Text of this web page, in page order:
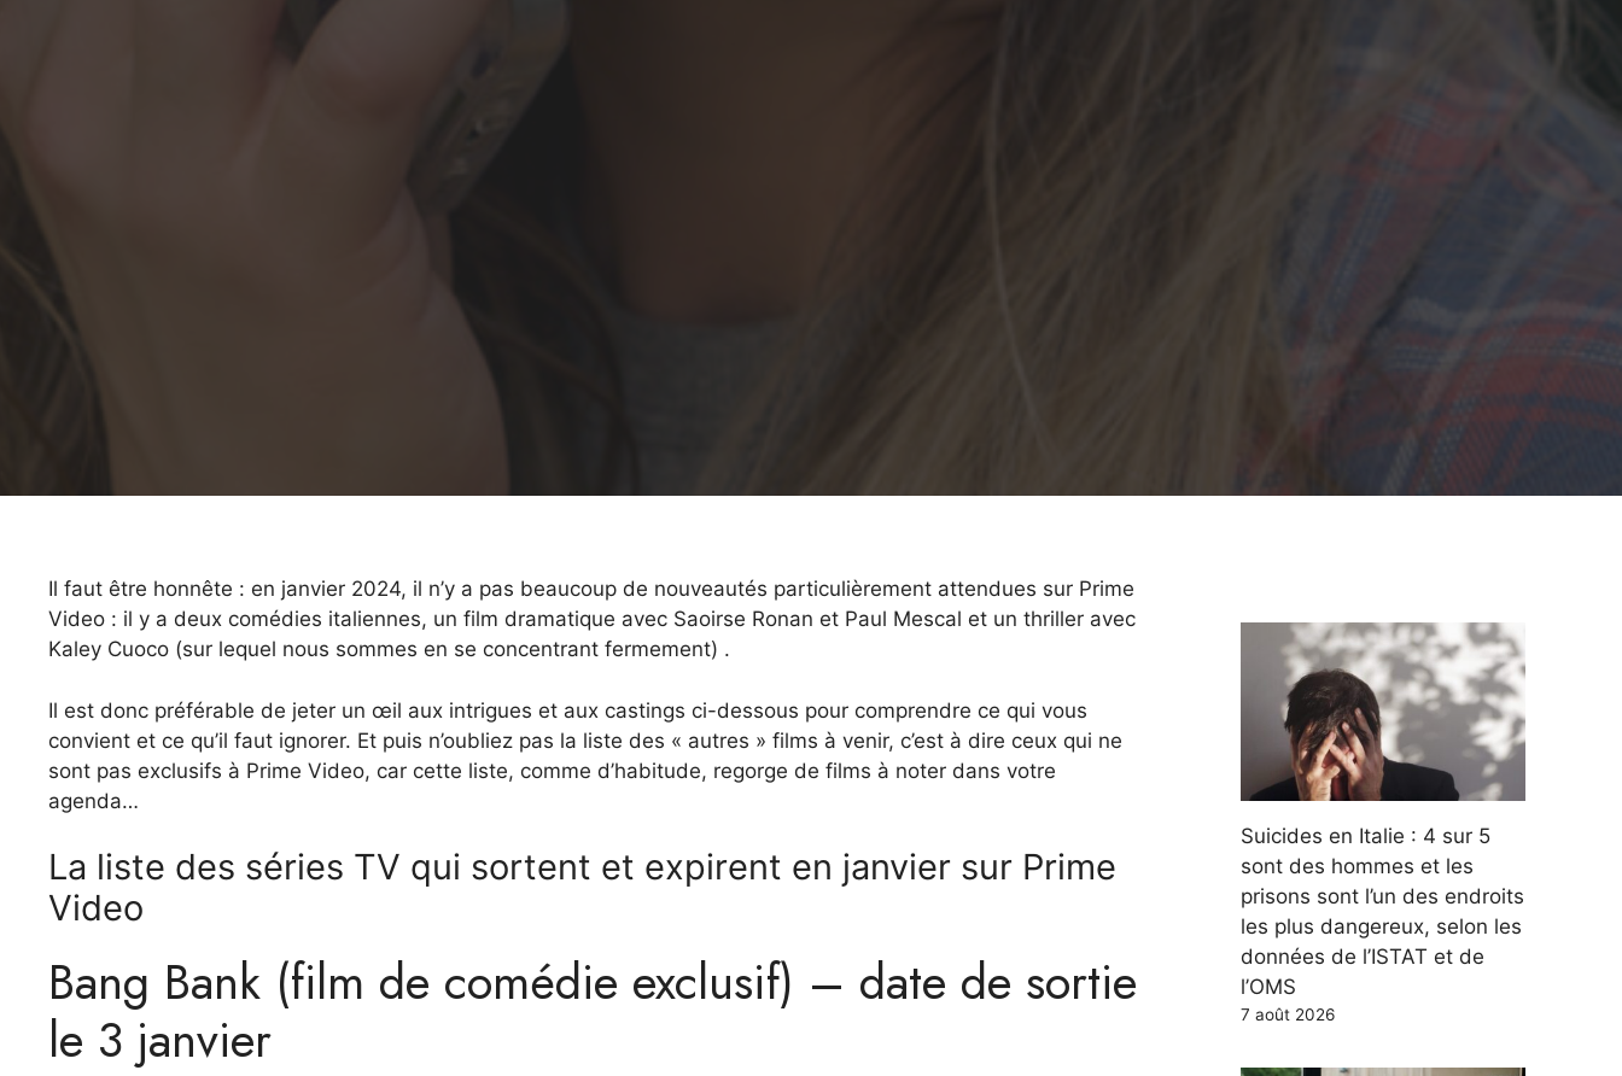
Il faut être honnête : en janvier 2024, il n’y a pas beaucoup de nouveautés particulièrement attendues sur Prime
Video : il y a deux comédies italiennes, un film dramatique avec Saoirse Ronan et Paul Mescal et un thriller avec
Kaley Cuoco (sur lequel nous sommes en se concentrant fermement) .
Il est donc préférable de jeter un œil aux intrigues et aux castings ci-dessous pour comprendre ce qui vous
convient et ce qu’il faut ignorer. Et puis n’oubliez pas la liste des « autres » films à venir, c’est à dire ceux qui ne
sont pas exclusifs à Prime Video, car cette liste, comme d’habitude, regorge de films à noter dans votre
agenda…
La liste des séries TV qui sortent et expirent en janvier sur Prime
Video
Bang Bank (film de comédie exclusif) – date de sortie
le 3 janvier
Suicides en Italie : 4 sur 5
sont des hommes et les
prisons sont l’un des endroits
les plus dangereux, selon les
données de l’ISTAT et de
l’OMS
7 août 2026